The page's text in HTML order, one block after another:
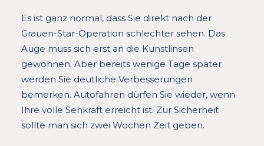
Es ist ganz normal, dass Sie direkt nach der
Grauen-Star-Operation schlechter sehen. Das
Auge muss sich erst an die Kunstlinsen
gewöhnen. Aber bereits wenige Tage später
werden Sie deutliche Verbesserungen
bemerken. Autofahren dürfen Sie wieder, wenn
Ihre volle Sehkraft erreicht ist. Zur Sicherheit
sollte man sich zwei Wochen Zeit geben.